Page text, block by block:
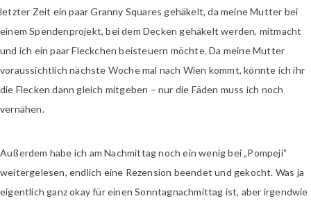
letzter Zeit ein paar Granny Squares gehäkelt, da meine Mutter bei
einem Spendenprojekt, bei dem Decken gehäkelt werden, mitmacht
und ich ein paar Fleckchen beisteuern möchte. Da meine Mutter
voraussichtlich nächste Woche mal nach Wien kommt, könnte ich ihr
die Flecken dann gleich mitgeben – nur die Fäden muss ich noch
vernähen.
Außerdem habe ich am Nachmittag noch ein wenig bei „Pompeji“
weitergelesen, endlich eine Rezension beendet und gekocht. Was ja
eigentlich ganz okay für einen Sonntagnachmittag ist, aber irgendwie